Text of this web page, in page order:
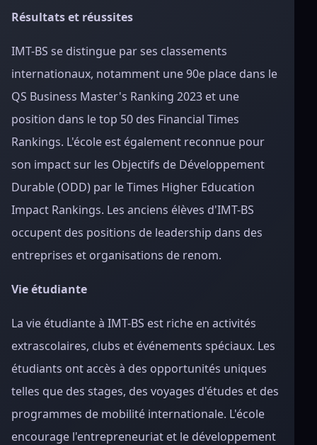
Résultats et réussites
IMT-BS se distingue par ses classements
internationaux, notamment une 90e place dans le
QS Business Master's Ranking 2023 et une
position dans le top 50 des Financial Times
Rankings. L'école est également reconnue pour
son impact sur les Objectifs de Développement
Durable (ODD) par le Times Higher Education
Impact Rankings. Les anciens élèves d'IMT-BS
occupent des positions de leadership dans des
entreprises et organisations de renom.
Vie étudiante
La vie étudiante à IMT-BS est riche en activités
extrascolaires, clubs et événements spéciaux. Les
étudiants ont accès à des opportunités uniques
telles que des stages, des voyages d'études et des
programmes de mobilité internationale. L'école
encourage l'entrepreneuriat et le développement